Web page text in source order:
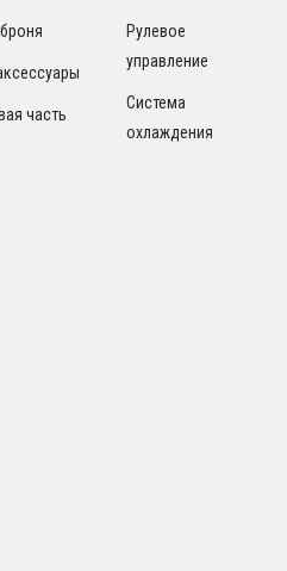
часть
Рулевое
управление
Система
охлаждения